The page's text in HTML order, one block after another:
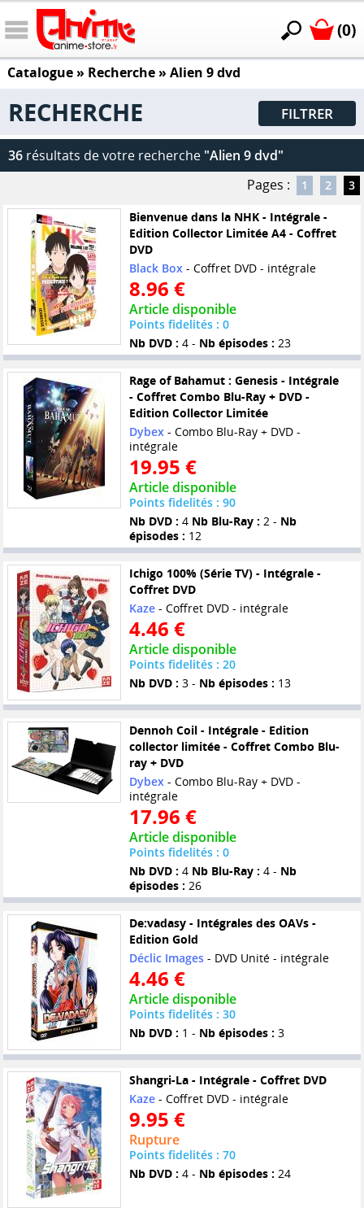
(0)
Catalogue» Recherche » Alien 9 dvd
RECHERCHE FILTRER
36 résultats de votre recherche "Alien 9 dvd"
Pages :
1 2 3
Bienvenue dans la NHK - Intégrale -
Edition Collector Limitée A4 - Coffret
DVD
Black Box- Coffret DVD - intégrale
8.96 €
Article disponible
Points fidelités : 0
Nb DVD : 4 - Nb épisodes : 23
Rage of Bahamut : Genesis - Intégrale
- Coffret Combo Blu-Ray + DVD -
Edition Collector Limitée
Dybex- Combo Blu-Ray + DVD -
intégrale
19.95 €
Article disponible
Points fidelités : 90
Nb DVD : 4 Nb Blu-Ray : 2 - Nb
épisodes : 12
Ichigo 100% (Série TV) - Intégrale -
Coffret DVD
Kaze- Coffret DVD - intégrale
4.46 €
Article disponible
Points fidelités : 20
Nb DVD : 3 - Nb épisodes : 13
Dennoh Coil - Intégrale - Edition
collector limitée - Coffret Combo Blu-
ray + DVD
Dybex- Combo Blu-Ray + DVD -
intégrale
17.96 €
Article disponible
Points fidelités : 0
Nb DVD : 4 Nb Blu-Ray : 4 - Nb
épisodes : 26
De:vadasy - Intégrales des OAVs -
Edition Gold
Déclic Images- DVD Unité - intégrale
4.46 €
Article disponible
Points fidelités : 30
Nb DVD : 1 - Nb épisodes : 3
Shangri-La - Intégrale - Coffret DVD
Kaze- Coffret DVD - intégrale
9.95 €
Rupture
Points fidelités : 70
Nb DVD : 4 - Nb épisodes : 24